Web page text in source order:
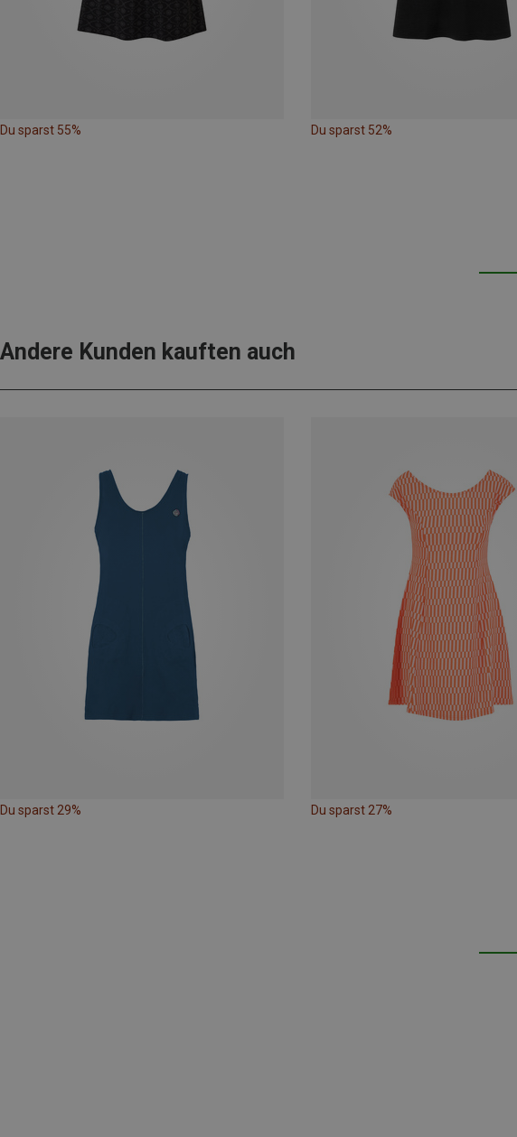
Du sparst 55% Du sparst 52%
Andere Kunden kauften auch
Du sparst 29% Du sparst 27%